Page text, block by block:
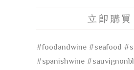
立即購買
#foodandwine #seafood
#spanishwine